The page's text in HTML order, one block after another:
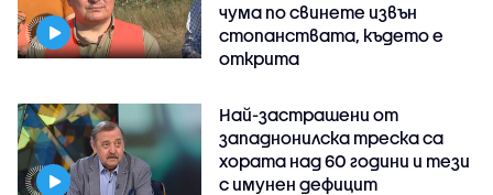
чума по свинете извън
стопанствата, където е
открита
Най-застрашени от
западнонилска треска са
хората над 60 години и тези
с имунен дефицит